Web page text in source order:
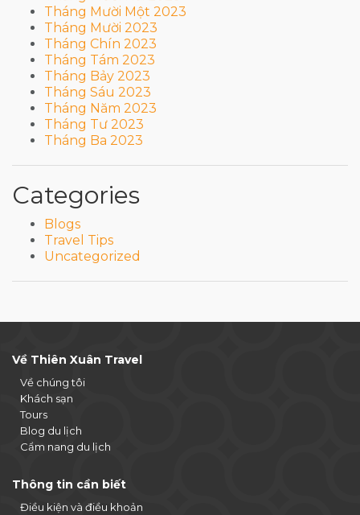
Tháng Mười Một 2023
Tháng Mười 2023
Tháng Chín 2023
Tháng Tám 2023
Tháng Bảy 2023
Tháng Sáu 2023
Tháng Năm 2023
Tháng Tư 2023
Tháng Ba 2023
Categories
Blogs
Travel Tips
Uncategorized
Về Thiên Xuân Travel
Về chúng tôi
Khách sạn
Tours
Blog du lịch
Cẩm nang du lịch
Thông tin cần biết
Điều kiện và điều khoản